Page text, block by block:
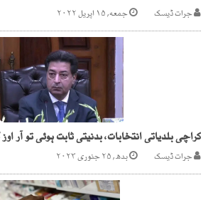
جرات ڈیسک جمعه, ۱۵ اپریل ۲۰۲۲
جرات ڈیسک بدھ, ۲۵ جنوری ۲۰۲۳